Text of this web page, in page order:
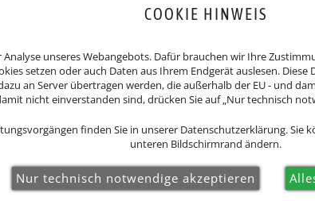
nicht an Streitbeilegungsverfahren vor einer
Urlaub
COOKIE HINWEIS
unseres Webangebots. Dafür brauchen wir Ihre
setzen oder auch Daten aus Ihrem Endgerät auslesen.
an Server übertragen werden, die außerhalb der EU - und
nicht einverstanden sind, drücken Sie auf „Nur technisch
finden Sie in unserer Datenschutzerklärung. Sie
unteren Bildschirmrand ändern.